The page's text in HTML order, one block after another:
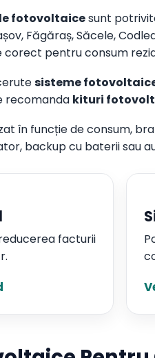
fotovoltaicesunt
Făgăraș, Săcele,
pentru consum
sisteme
recomanda kituri
în funcție de consum,
backup cu baterii sau
facturii